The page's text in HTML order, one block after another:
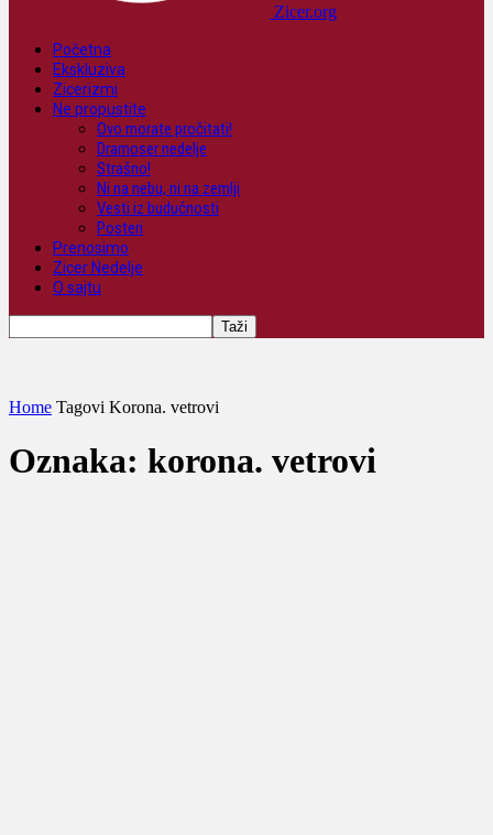
Zicer.org
Početna
Ekskluziva
Zicerizmi
Ne propustite
Ovo morate pročitati!
Dramoser nedelje
Strašno!
Ni na nebu, ni na zemlji
Vesti iz budućnosti
Posteri
Prenosimo
Zicer Nedelje
O sajtu
Home Tagovi Korona. vetrovi
Oznaka: korona. vetrovi